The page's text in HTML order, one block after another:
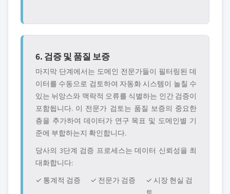
6. 검증 및 품질 보증
마지막 단계에서는 도메인 전문가들이 필터링된 데
이터를 수동으로 검토하여 자동화 시스템이 놀칠 수
있는 뉘앙스와 맥락적 오류를 식별하는 인간 검증이
포함됩니다. 이 전문가 검토는 품질 보증의 중요한
층을 추가하여 데이터가 연구 목표 및 도메인별 기
준에 부합하는지 확인합니다.
당사의 3단계 검증 프로세스는 데이터 신뢰성을 최
대화합니다:
✓ 통계적 검증
✓ 전문가 검증
✓ 시장 현실 검